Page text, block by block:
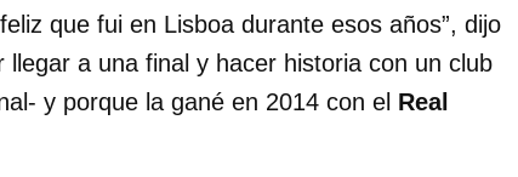
que fui en Lisboa durante esos años”, dijo
llegar a una final y hacer historia con un club
y porque la gané en 2014 con el Real